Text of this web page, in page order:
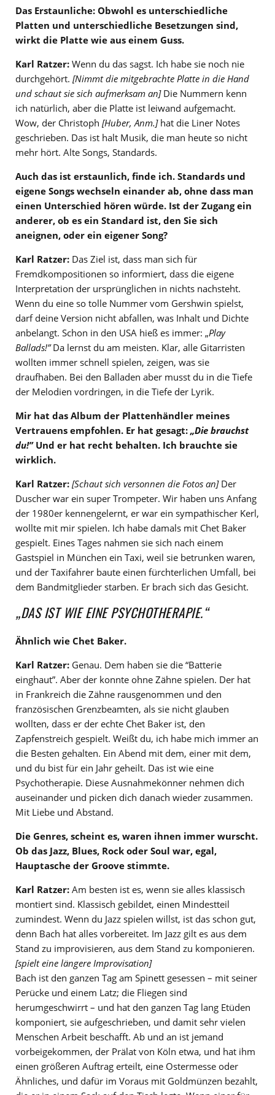
Das Erstaunliche: Obwohl es unterschiedliche
Platten und unterschiedliche Besetzungen sind,
wirkt die Platte wie aus einem Guss.
Karl Ratzer: Wenn du das sagst. Ich habe sie noch nie
durchgehört. [Nimmt die mitgebrachte Platte in die Hand
und schaut sie sich aufmerksam an]Die Nummern kenn
ich natürlich, aber die Platte ist leiwand aufgemacht.
Wow, der Christoph [Huber, Anm.]hat die Liner Notes
geschrieben. Das ist halt Musik, die man heute so nicht
mehr hört. Alte Songs, Standards.
Auch das ist erstaunlich, finde ich. Standards und
eigene Songs wechseln einander ab, ohne dass man
einen Unterschied hören würde. Ist der Zugang ein
anderer, ob es ein Standard ist, den Sie sich
aneignen, oder ein eigener Song?
Karl Ratzer: Das Ziel ist, dass man sich für
Fremdkompositionen so informiert, dass die eigene
Interpretation der ursprünglichen in nichts nachsteht.
Wenn du eine so tolle Nummer vom Gershwin spielst,
darf deine Version nicht abfallen, was Inhalt und Dichte
anbelangt. Schon in den USA hieß es immer: „Play
Ballads!”Da lernst du am meisten. Klar, alle Gitarristen
wollten immer schnell spielen, zeigen, was sie
draufhaben. Bei den Balladen aber musst du in die Tiefe
der Melodien vordringen, in die Tiefe der Lyrik.
Mir hat das Album der Plattenhändler meines
Vertrauens empfohlen. Er hat gesagt: „Die brauchst
du!”Und er hat recht behalten. Ich brauchte sie
wirklich.
Karl Ratzer: [Schaut sich versonnen die Fotos an]Der
Duscher war ein super Trompeter. Wir haben uns Anfang
der 1980er kennengelernt, er war ein sympathischer Kerl,
wollte mit mir spielen. Ich habe damals mit Chet Baker
gespielt. Eines Tages nahmen sie sich nach einem
Gastspiel in München ein Taxi, weil sie betrunken waren,
und der Taxifahrer baute einen fürchterlichen Umfall, bei
dem Bandmitglieder starben. Er brach sich das Gesicht.
„DAS IST WIE EINE PSYCHOTHERAPIE.“
Ähnlich wie Chet Baker.
Karl Ratzer: Genau. Dem haben sie die “Batterie
einghaut”. Aber der konnte ohne Zähne spielen. Der hat
in Frankreich die Zähne rausgenommen und den
französischen Grenzbeamten, als sie nicht glauben
wollten, dass er der echte Chet Baker ist, den
Zapfenstreich gespielt. Weißt du, ich habe mich immer an
die Besten gehalten. Ein Abend mit dem, einer mit dem,
und du bist für ein Jahr geheilt. Das ist wie eine
Psychotherapie. Diese Ausnahmekönner nehmen dich
auseinander und picken dich danach wieder zusammen.
Mit Liebe und Abstand.
Die Genres, scheint es, waren ihnen immer wurscht.
Ob das Jazz, Blues, Rock oder Soul war, egal,
Hauptasche der Groove stimmte.
Karl Ratzer: Am besten ist es, wenn sie alles klassisch
montiert sind. Klassisch gebildet, einen Mindestteil
zumindest. Wenn du Jazz spielen willst, ist das schon gut,
denn Bach hat alles vorbereitet. Im Jazz gilt es aus dem
Stand zu improvisieren, aus dem Stand zu komponieren.
[spielt eine längere Improvisation]
Bach ist den ganzen Tag am Spinett gesessen – mit seiner
Perücke und einem Latz; die Fliegen sind
herumgeschwirrt – und hat den ganzen Tag lang Etüden
komponiert, sie aufgeschrieben, und damit sehr vielen
Menschen Arbeit beschafft. Ab und an ist jemand
vorbeigekommen, der Prälat von Köln etwa, und hat ihm
einen größeren Auftrag erteilt, eine Ostermesse oder
Ähnliches, und dafür im Voraus mit Goldmünzen bezahlt,